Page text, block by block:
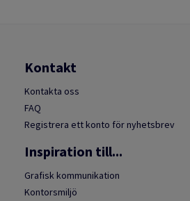
Kontakt
Kontakta oss
FAQ
Registrera ett konto för nyhetsbrev
Inspiration till...
Grafisk kommunikation
Kontorsmiljö